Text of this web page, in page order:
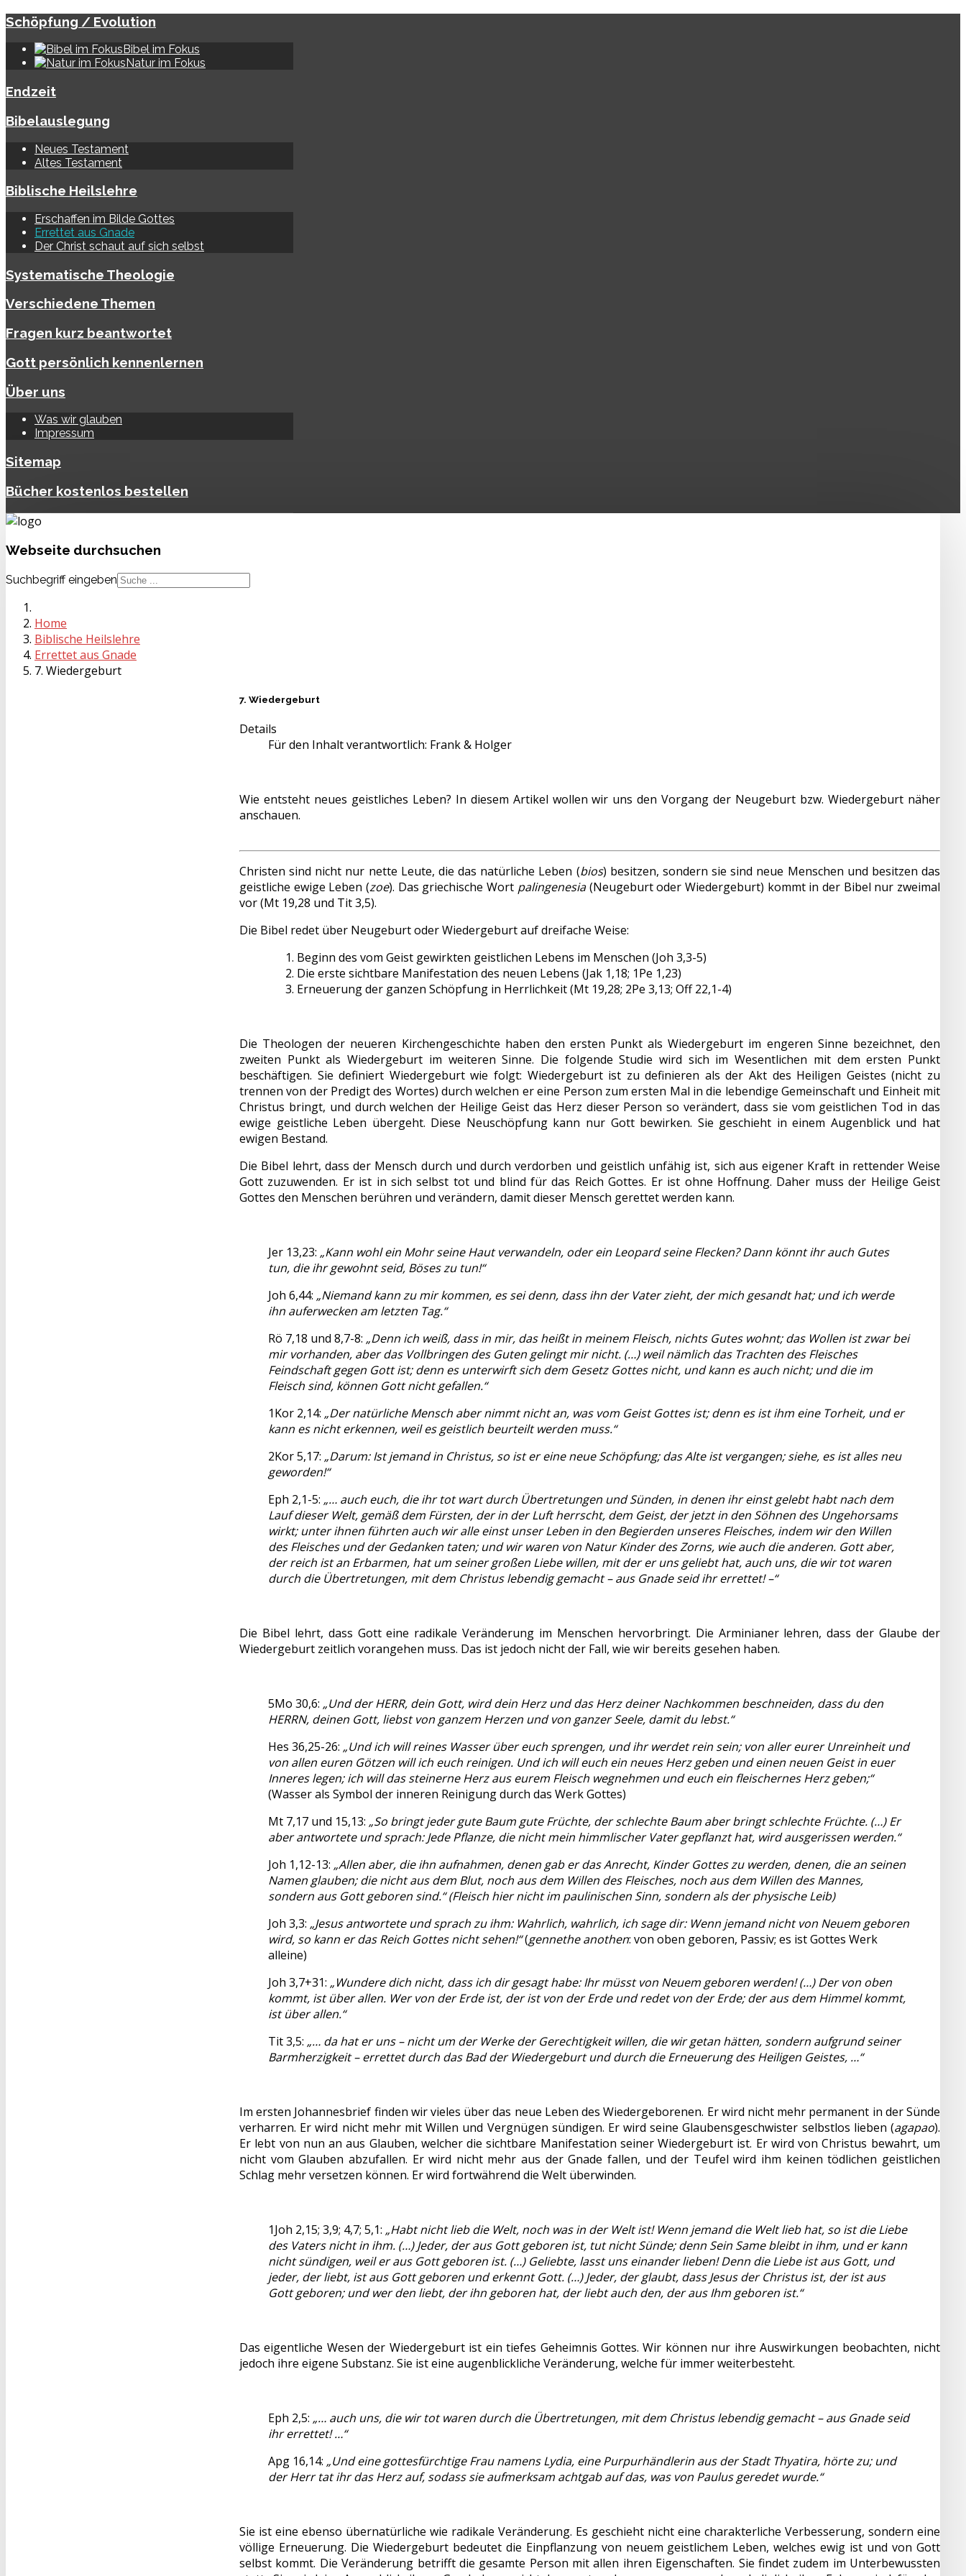
Schöpfung / Evolution
Bibel im Fokus
Natur im Fokus
Endzeit
Bibelauslegung
Neues Testament
Altes Testament
Biblische Heilslehre
Erschaffen im Bilde Gottes
Errettet aus Gnade
Der Christ schaut auf sich selbst
Systematische Theologie
Verschiedene Themen
Fragen kurz beantwortet
Gott persönlich kennenlernen
Über uns
Was wir glauben
Impressum
Sitemap
Bücher kostenlos bestellen
Webseite durchsuchen
Suchbegriff eingeben
Home
Biblische Heilslehre
Errettet aus Gnade
7. Wiedergeburt
7. Wiedergeburt
Details
Für den Inhalt verantwortlich: Frank & Holger
Wie entsteht neues geistliches Leben? In diesem Artikel wollen wir uns den Vorgang der Neugeburt bzw. Wiedergeburt näher
anschauen.
Christen sind nicht nur nette Leute, die das natürliche Leben (bios) besitzen, sondern sie sind neue Menschen und besitzen das
geistliche ewige Leben (zoe). Das griechische Wort palingenesia(Neugeburt oder Wiedergeburt) kommt in der Bibel nur zweimal
vor (Mt 19,28 und Tit 3,5).
Die Bibel redet über Neugeburt oder Wiedergeburt auf dreifache Weise:
Beginn des vom Geist gewirkten geistlichen Lebens im Menschen (Joh 3,3-5)
Die erste sichtbare Manifestation des neuen Lebens (Jak 1,18; 1Pe 1,23)
Erneuerung der ganzen Schöpfung in Herrlichkeit (Mt 19,28; 2Pe 3,13; Off 22,1-4)
Die Theologen der neueren Kirchengeschichte haben den ersten Punkt als Wiedergeburt im engeren Sinne bezeichnet, den
zweiten Punkt als Wiedergeburt im weiteren Sinne. Die folgende Studie wird sich im Wesentlichen mit dem ersten Punkt
beschäftigen. Sie definiert Wiedergeburt wie folgt: Wiedergeburt ist zu definieren als der Akt des Heiligen Geistes (nicht zu
trennen von der Predigt des Wortes) durch welchen er eine Person zum ersten Mal in die lebendige Gemeinschaft und Einheit mit
Christus bringt, und durch welchen der Heilige Geist das Herz dieser Person so verändert, dass sie vom geistlichen Tod in das
ewige geistliche Leben übergeht. Diese Neuschöpfung kann nur Gott bewirken. Sie geschieht in einem Augenblick und hat
ewigen Bestand.
Die Bibel lehrt, dass der Mensch durch und durch verdorben und geistlich unfähig ist, sich aus eigener Kraft in rettender Weise
Gott zuzuwenden. Er ist in sich selbst tot und blind für das Reich Gottes. Er ist ohne Hoffnung. Daher muss der Heilige Geist
Gottes den Menschen berühren und verändern, damit dieser Mensch gerettet werden kann.
Jer 13,23: „Kann wohl ein Mohr seine Haut verwandeln, oder ein Leopard seine Flecken? Dann könnt ihr auch Gutes
tun, die ihr gewohnt seid, Böses zu tun!“
Joh 6,44: „Niemand kann zu mir kommen, es sei denn, dass ihn der Vater zieht, der mich gesandt hat; und ich werde
ihn auferwecken am letzten Tag.“
Rö 7,18 und 8,7-8: „Denn ich weiß, dass in mir, das heißt in meinem Fleisch, nichts Gutes wohnt; das Wollen ist zwar bei
mir vorhanden, aber das Vollbringen des Guten gelingt mir nicht. (…) weil nämlich das Trachten des Fleisches
Feindschaft gegen Gott ist; denn es unterwirft sich dem Gesetz Gottes nicht, und kann es auch nicht; und die im
Fleisch sind, können Gott nicht gefallen.“
1Kor 2,14: „Der natürliche Mensch aber nimmt nicht an, was vom Geist Gottes ist; denn es ist ihm eine Torheit, und er
kann es nicht erkennen, weil es geistlich beurteilt werden muss.“
2Kor 5,17: „Darum: Ist jemand in Christus, so ist er eine neue Schöpfung; das Alte ist vergangen; siehe, es ist alles neu
geworden!“
Eph 2,1-5: „… auch euch, die ihr tot wart durch Übertretungen und Sünden, in denen ihr einst gelebt habt nach dem
Lauf dieser Welt, gemäß dem Fürsten, der in der Luft herrscht, dem Geist, der jetzt in den Söhnen des Ungehorsams
wirkt; unter ihnen führten auch wir alle einst unser Leben in den Begierden unseres Fleisches, indem wir den Willen
des Fleisches und der Gedanken taten; und wir waren von Natur Kinder des Zorns, wie auch die anderen. Gott aber,
der reich ist an Erbarmen, hat um seiner großen Liebe willen, mit der er uns geliebt hat, auch uns, die wir tot waren
durch die Übertretungen, mit dem Christus lebendig gemacht – aus Gnade seid ihr errettet! –“
Die Bibel lehrt, dass Gott eine radikale Veränderung im Menschen hervorbringt. Die Arminianer lehren, dass der Glaube der
Wiedergeburt zeitlich vorangehen muss. Das ist jedoch nicht der Fall, wie wir bereits gesehen haben.
5Mo 30,6: „Und der HERR, dein Gott, wird dein Herz und das Herz deiner Nachkommen beschneiden, dass du den
HERRN, deinen Gott, liebst von ganzem Herzen und von ganzer Seele, damit du lebst.“
Hes 36,25-26: „Und ich will reines Wasser über euch sprengen, und ihr werdet rein sein; von aller eurer Unreinheit und
von allen euren Götzen will ich euch reinigen. Und ich will euch ein neues Herz geben und einen neuen Geist in euer
Inneres legen; ich will das steinerne Herz aus eurem Fleisch wegnehmen und euch ein fleischernes Herz geben;“
(Wasser als Symbol der inneren Reinigung durch das Werk Gottes)
Mt 7,17 und 15,13: „So bringt jeder gute Baum gute Früchte, der schlechte Baum aber bringt schlechte Früchte. (…) Er
aber antwortete und sprach: Jede Pflanze, die nicht mein himmlischer Vater gepflanzt hat, wird ausgerissen werden.“
Joh 1,12-13: „Allen aber, die ihn aufnahmen, denen gab er das Anrecht, Kinder Gottes zu werden, denen, die an seinen
Namen glauben; die nicht aus dem Blut, noch aus dem Willen des Fleisches, noch aus dem Willen des Mannes,
sondern aus Gott geboren sind.“ (Fleisch hier nicht im paulinischen Sinn, sondern als der physische Leib)
Joh 3,3: „Jesus antwortete und sprach zu ihm: Wahrlich, wahrlich, ich sage dir: Wenn jemand nicht von Neuem geboren
wird, so kann er das Reich Gottes nicht sehen!“(gennethe anothen: von oben geboren, Passiv; es ist Gottes Werk
alleine)
Joh 3,7+31: „Wundere dich nicht, dass ich dir gesagt habe: Ihr müsst von Neuem geboren werden! (…) Der von oben
kommt, ist über allen. Wer von der Erde ist, der ist von der Erde und redet von der Erde; der aus dem Himmel kommt,
ist über allen.“
Tit 3,5: „… da hat er uns – nicht um der Werke der Gerechtigkeit willen, die wir getan hätten, sondern aufgrund seiner
Barmherzigkeit – errettet durch das Bad der Wiedergeburt und durch die Erneuerung des Heiligen Geistes, …“
Im ersten Johannesbrief finden wir vieles über das neue Leben des Wiedergeborenen. Er wird nicht mehr permanent in der Sünde
verharren. Er wird nicht mehr mit Willen und Vergnügen sündigen. Er wird seine Glaubensgeschwister selbstlos lieben (agapao).
Er lebt von nun an aus Glauben, welcher die sichtbare Manifestation seiner Wiedergeburt ist. Er wird von Christus bewahrt, um
nicht vom Glauben abzufallen. Er wird nicht mehr aus der Gnade fallen, und der Teufel wird ihm keinen tödlichen geistlichen
Schlag mehr versetzen können. Er wird fortwährend die Welt überwinden.
1Joh 2,15; 3,9; 4,7; 5,1: „Habt nicht lieb die Welt, noch was in der Welt ist! Wenn jemand die Welt lieb hat, so ist die Liebe
des Vaters nicht in ihm. (…) Jeder, der aus Gott geboren ist, tut nicht Sünde; denn Sein Same bleibt in ihm, und er kann
nicht sündigen, weil er aus Gott geboren ist. (…) Geliebte, lasst uns einander lieben! Denn die Liebe ist aus Gott, und
jeder, der liebt, ist aus Gott geboren und erkennt Gott. (…) Jeder, der glaubt, dass Jesus der Christus ist, der ist aus
Gott geboren; und wer den liebt, der ihn geboren hat, der liebt auch den, der aus Ihm geboren ist.“
Das eigentliche Wesen der Wiedergeburt ist ein tiefes Geheimnis Gottes. Wir können nur ihre Auswirkungen beobachten, nicht
jedoch ihre eigene Substanz. Sie ist eine augenblickliche Veränderung, welche für immer weiterbesteht.
Eph 2,5: „… auch uns, die wir tot waren durch die Übertretungen, mit dem Christus lebendig gemacht – aus Gnade seid
ihr errettet! …“
Apg 16,14: „Und eine gottesfürchtige Frau namens Lydia, eine Purpurhändlerin aus der Stadt Thyatira, hörte zu; und
der Herr tat ihr das Herz auf, sodass sie aufmerksam achtgab auf das, was von Paulus geredet wurde.“
Sie ist eine ebenso übernatürliche wie radikale Veränderung. Es geschieht nicht eine charakterliche Verbesserung, sondern eine
völlige Erneuerung. Die Wiedergeburt bedeutet die Einpflanzung von neuem geistlichem Leben, welches ewig ist und von Gott
selbst kommt. Die Veränderung betrifft die gesamte Person mit allen ihren Eigenschaften. Sie findet zudem im Unterbewussten